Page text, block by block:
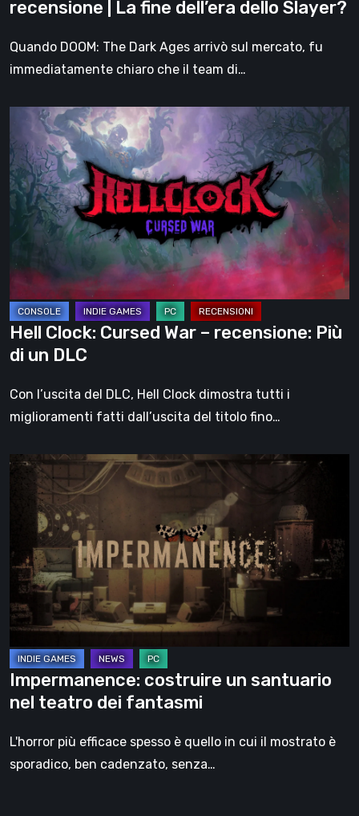
dell’era
dello
Slayer?
recensione | La fine dell’era dello Slayer?
Quando DOOM: The Dark Ages arrivò sul mercato, fu
immediatamente chiaro che il team di…
Clock:
Cursed
War
–
recensione:
di
un
DLC
Hell Clock: Cursed War – recensione: Più
di un DLC
Con l’uscita del DLC, Hell Clock dimostra tutti i
miglioramenti fatti dall’uscita del titolo fino…
Impermanence:
costruire
santuario
nel
teatro
dei
fantasmi
Impermanence: costruire un santuario
nel teatro dei fantasmi
L'horror più efficace spesso è quello in cui il mostrato è
sporadico, ben cadenzato, senza…